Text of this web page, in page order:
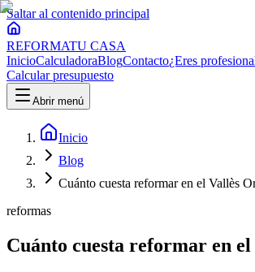
Saltar al contenido principal
REFORMATU CASA
InicioCalculadoraBlogContacto¿Eres
Calcular presupuesto
Abrir menú
Inicio
Blog
Cuánto cuesta reformar en el Vallès
reformas
Cuánto cuesta reformar en